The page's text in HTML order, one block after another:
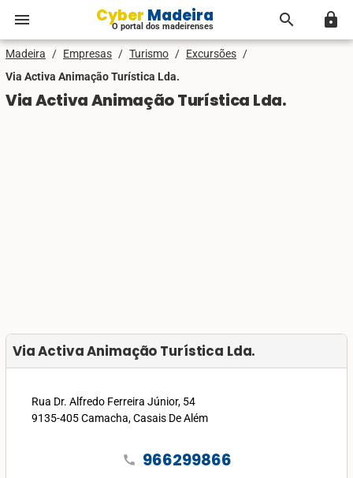
menu Cyber Madeira
O portal dos madeirenses search lock
Madeira / Empresas / Turismo / Excursões /
Via Activa Animação Turística Lda.
Via Activa Animação Turística Lda.
Via Activa Animação Turística Lda.
Rua Dr. Alfredo Ferreira Júnior, 54
9135-405 Camacha, Casais De Além
call 966299866